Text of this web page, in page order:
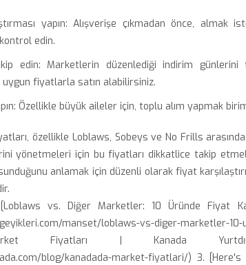
yapın: Alışverişe çıkmadan önce, almak
edin.
edin: Marketlerin düzenlediği indirim günlerini
fiyatlarla satın alabilirsiniz.
Özellikle büyük aileler için, toplu alım yapmak
özellikle Loblaws, Sobeys ve No Frills
yönetmeleri için bu fiyatları dikkatlice takip
anlamak için düzenli olarak fiyat
vs. Diğer Marketler: 10 Üründe Fiyat
manset/loblaws-vs-diger-marketler-
Fiyatları | Kanada Yurtdışı
blog/kanadada-market-fiyatlari/) 3.